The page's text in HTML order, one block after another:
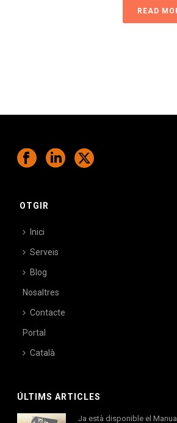
READ
OTGIR
Inici
Serveis
Blog
Nosaltres
Contacte
Portal
Català
ÚLTIMS ARTICLES
Ja està disponible el